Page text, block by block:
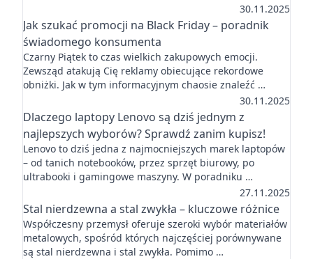
30.11.2025
Jak szukać promocji na Black Friday – poradnik
świadomego konsumenta
Czarny Piątek to czas wielkich zakupowych emocji.
Zewsząd atakują Cię reklamy obiecujące rekordowe
obniżki. Jak w tym informacyjnym chaosie znaleźć …
30.11.2025
Dlaczego laptopy Lenovo są dziś jednym z
najlepszych wyborów? Sprawdź zanim kupisz!
Lenovo to dziś jedna z najmocniejszych marek laptopów
– od tanich notebooków, przez sprzęt biurowy, po
ultrabooki i gamingowe maszyny. W poradniku …
27.11.2025
Stal nierdzewna a stal zwykła – kluczowe różnice
Współczesny przemysł oferuje szeroki wybór materiałów
metalowych, spośród których najczęściej porównywane
są stal nierdzewna i stal zwykła. Pomimo …